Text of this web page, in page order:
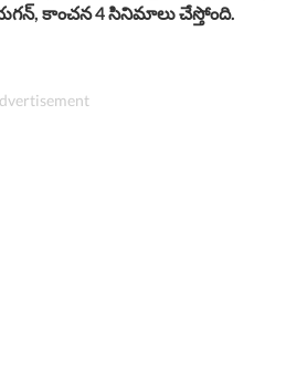
కాంచన 4 సినిమాలు చేస్తోంది.